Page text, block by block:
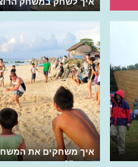
איך משחקים את
באים"?